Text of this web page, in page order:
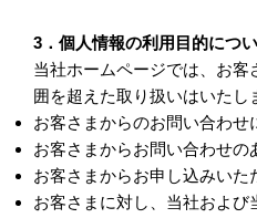
3．個人情報の利用目的につ
当社ホームページでは、お
囲を超えた取り扱いはいたし
お客さまからのお問い合わせ
お客さまからお問い合わせ
お客さまからお申し込みい
お客さまに対し、当社およ